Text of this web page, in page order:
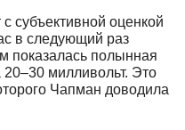
субъективной оценкой
в следующий раз
показалась полынная
20–30 милливольт. Это
Чапман доводила